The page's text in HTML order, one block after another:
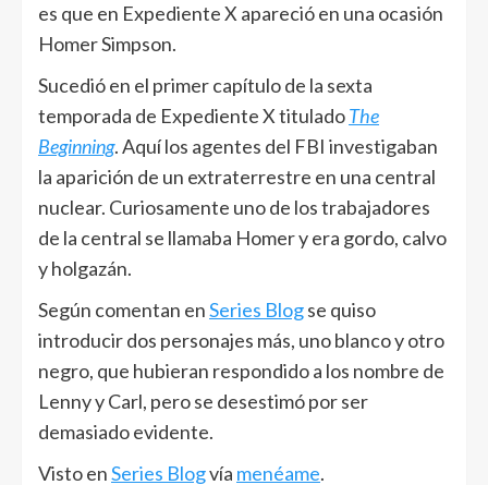
es que en Expediente X apareció en una ocasión
Homer Simpson.
Sucedió en el primer capítulo de la sexta
temporada de Expediente X tituladoThe
Beginning. Aquí los agentes del FBI investigaban
la aparición de un extraterrestre en una central
nuclear. Curiosamente uno de los trabajadores
de la central se llamaba Homer y era gordo, calvo
y holgazán.
Según comentan enSeries Blogse quiso
introducir dos personajes más, uno blanco y otro
negro, que hubieran respondido a los nombre de
Lenny y Carl, pero se desestimó por ser
demasiado evidente.
Visto enSeries Blogvía menéame.